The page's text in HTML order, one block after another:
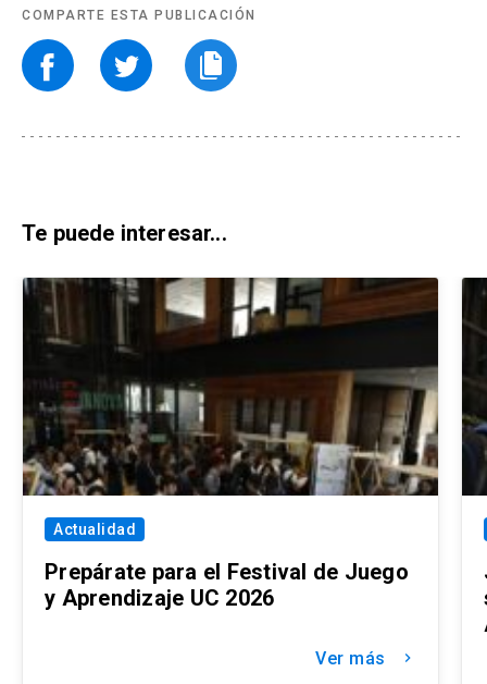
COMPARTE ESTA PUBLICACIÓN
Te puede interesar...
Actualidad
Prepárate para el Festival de Juego
y Aprendizaje UC 2026
Ver más keyboard_arrow_right